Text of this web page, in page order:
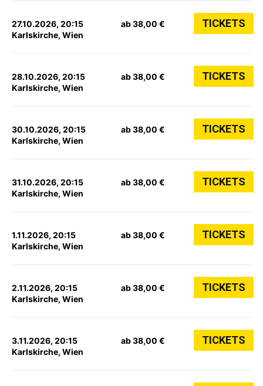
27.10.2026, 20:15
Karlskirche, Wien
ab 38,00 € TICKETS
28.10.2026, 20:15
Karlskirche, Wien
ab 38,00 € TICKETS
30.10.2026, 20:15
Karlskirche, Wien
ab 38,00 € TICKETS
31.10.2026, 20:15
Karlskirche, Wien
ab 38,00 € TICKETS
1.11.2026, 20:15
Karlskirche, Wien
ab 38,00 € TICKETS
2.11.2026, 20:15
Karlskirche, Wien
ab 38,00 € TICKETS
3.11.2026, 20:15
Karlskirche, Wien
ab 38,00 € TICKETS